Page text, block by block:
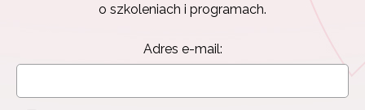
o szkoleniach i programach.
Adres e-mail: